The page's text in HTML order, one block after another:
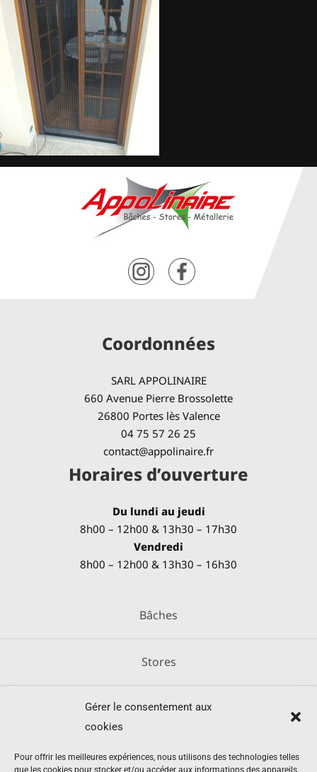
Gérer le consentement aux
cookies
Pour offrir les meilleures expériences, nous utilisons des technologies telles
que les cookies pour stocker et/ou accéder aux informations des appareils.
Coordonnées
SARL APPOLINAIRE
660 Avenue Pierre Brossolette
26800 Portes lès Valence
04 75 57 26 25
contact@appolinaire.fr
Horaires d’ouverture
Du lundi au jeudi
8h00 – 12h00 & 13h30 – 17h30
Vendredi
8h00 – 12h00 & 13h30 – 16h30
Bâches
Stores
Métallerie
Équipements agricoles